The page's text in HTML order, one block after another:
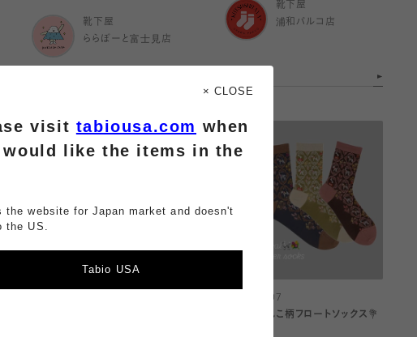
靴下屋
ららぽーと富士見店
靴下屋
浦和パルコ店
2026.08.07
新作🐩わんこ柄フロートソックス💐
× CLOSE
visit tabiousa.com when
would like the items in the
the website for Japan market and doesn't
the US.
Tabio USA